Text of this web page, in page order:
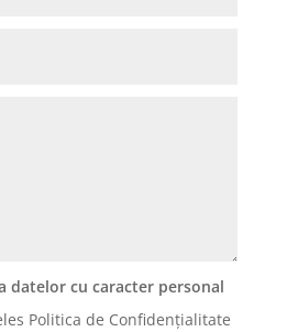
datelor cu caracter personal
Politica de Confidențialitate